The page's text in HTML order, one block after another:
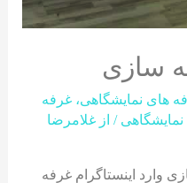
سازی
های نمایشگاهی، غرفه
/ از غلامرضا
وارد اینستاگرام غرفه